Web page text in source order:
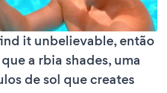
it unbelievable, então
a rbia shades, uma
de sol que creates